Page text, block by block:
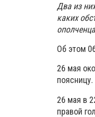
Два из
каких
Об этом
26 мая
26 мая в
правой